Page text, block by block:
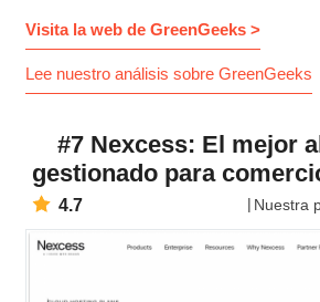
Visita la web de GreenGeeks >
Lee nuestro análisis sobre GreenGeeks
#7 Nexcess: El mejor
gestionado para
4.7 Nuestra